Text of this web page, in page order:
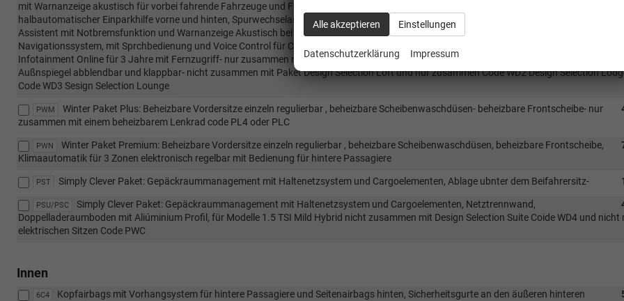
mit Warnanzeige akustisch für vorbei fahrende Fahrzeuge und Fußgänger, Virtual Cockpit mit Farbdisplay 10.2 Zoll, Intellifgent Parking
halbautomatischer Einparkhilfe vorne und hinten, Spurwechselassistent Side Assist mit Blind Spot _toter Winkel Assistent- und Ausparkhilfe
Assistent mit Notbremsfunktion und Warnanzeige Akustisch bei vorbeifahrenden Fahrzeugen und Fußgängern, Skoda Infotainment 13 mit
Navigationssystem, mit Sprchbedienung und Voice Control für Chap GTP, Skoda Connect, Notruffunktiopn, Pro Aktive Service für 10 Jahre und
Infotainment Online für 3 Jahre mit Fernzugriff- nur zusammen mit Design Selection Loft und Code PWC elektrisch einstellbare Sitze und
Außnspiegel abblendbar und klappbar- nicht zusammen mit Paket Design Selection Loft und nur zusammen Code WD2 Design Selection
Code WD3 Sesign Selection Lounge
PWM
Winter Paket Plus: Beheizbare Vordersitze einzeln regulierbar , beheizbare Scheibenwaschdüsen- beheizbare Frontscheibe- nur
zusammen mit einem beheizbarem Lenkrad code PL4 oder PLC
PWN
Winter Paket Premium: Beheizbare Vordersitze einzeln regulierbar , beheizbare Scheibenwaschdüsen, beheizbare Frontscheibe,
Klimaautomatik für 3 Zonen elektronisch regelbar mit Bedienung für hintere Passagiere
PST Simply Clever Paket: Gepäckraummanagement mit Haltenetzsystem und Cargoelementen, Ablage ubnter dem Beifahrersitz-
PSU/PSC
Simply Clever Paket: Gepäckraummanagement mit Haltenetzsystem und Cargoelementen, Netztrennwand,
Doppelladeraumboden mit Aliúminium Profil, für Modelle 1.5 TSI Mild Hybrid nicht zusammen mit Design Selection Suite Coide WD4 und nicht
elektrischen Sitzen Code PWC
Innen
6C4
Kopfairbags mit Vorhangsystem für hintere Passagiere und Seitenairbags hinten, Sicherheitsgurte an den äußeren hinteren
Alle akzeptieren Einstellungen
Datenschutzerklärung Impressum